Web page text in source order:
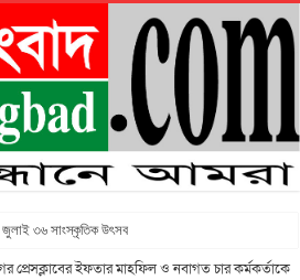
জুলাই ৩৬ সাংস্কৃতিক উৎসব
প্রেসক্লাবের ইফতার মাহফিল ও নবাগত চার কর্মকর্তাকে